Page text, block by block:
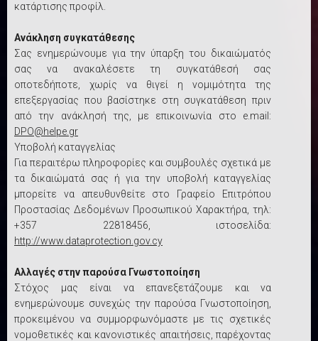
κατάρτισης προφίλ.
Ανάκληση συγκατάθεσης
Σας ενημερώνουμε για την ύπαρξη του δικαιώματός
σας να ανακαλέσετε τη συγκατάθεσή σας
οποτεδήποτε, χωρίς να θιγεί η νομιμότητα της
επεξεργασίας που βασίστηκε στη συγκατάθεση πριν
από την ανάκλησή της, με επικοινωνία στο e.mail:
DPO@helpe.gr
Υποβολή καταγγελίας
Για περαιτέρω πληροφορίες και συμβουλές σχετικά με
τα δικαιώματά σας ή για την υποβολή καταγγελίας
μπορείτε να απευθυνθείτε στο Γραφείο Επιτρόπου
Προστασίας Δεδομένων Προσωπικού Χαρακτήρα, τηλ:
+357 22818456, ιστοσελίδα:
http://www.dataprotection.gov.cy
Αλλαγές στην παρούσα Γνωστοποίηση
Στόχος μας είναι να επανεξετάζουμε και να
ενημερώνουμε συνεχώς την παρούσα Γνωστοποίηση,
προκειμένου να συμμορφωνόμαστε με τις σχετικές
νομοθετικές και κανονιστικές απαιτήσεις, παρέχοντας